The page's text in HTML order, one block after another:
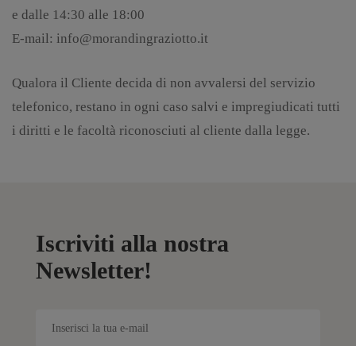
e dalle 14:30 alle 18:00
E-mail: info@morandingraziotto.it
Qualora il Cliente decida di non avvalersi del servizio
telefonico, restano in ogni caso salvi e impregiudicati tutti
i diritti e le facoltà riconosciuti al cliente dalla legge.
Iscriviti alla nostra
Newsletter!